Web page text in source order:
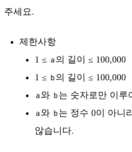
주세요.
제한사항
1 ≤ a의 길이 ≤ 100,000
1 ≤ b의 길이 ≤ 100,000
a와 b는 숫자로만 이루
a와 b는 정수 0이 아니
않습니다.